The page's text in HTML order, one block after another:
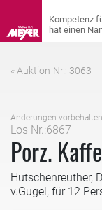
« Auktion-Nr.: 3063
Änderungen vorbehalten
Los Nr.:6867
Porz.
Hutschenreuther,
v.Gugel, für 12